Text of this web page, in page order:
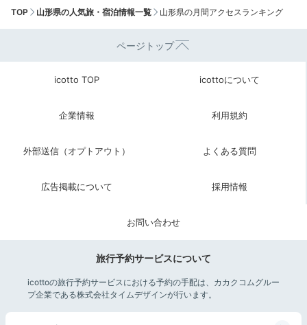
TOP 山形県の人気旅・宿泊情報一覧 山形県の月間アクセスランキング
ページトップ
icotto TOP icottoについて
企業情報 利用規約
外部送信（オプトアウト） よくある質問
広告掲載について 採用情報
お問い合わせ
旅行予約サービスについて
icottoの旅行予約サービスにおける予約の手配は、カカクコムグルー
プ企業である株式会社タイムデザインが行います。